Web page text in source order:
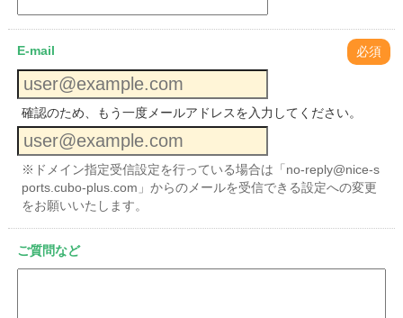
E-mail 必須
確認のため、もう一度メールアドレスを入力してください。
※ドメイン指定受信設定を行っている場合は「no-reply@nice-s
ports.cubo-plus.com」からのメールを受信できる設定への変更
をお願いいたします。
ご質問など